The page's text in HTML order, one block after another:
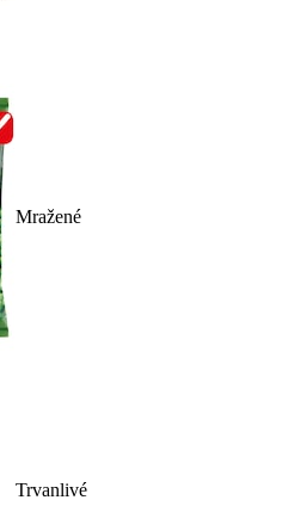
Mražené
Trvanlivé